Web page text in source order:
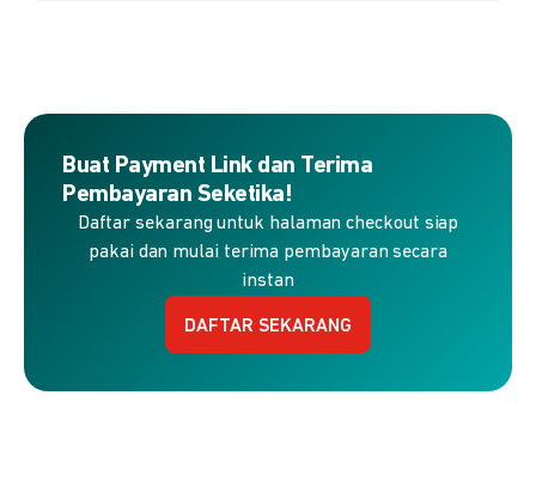
Buat Payment Link dan Terima
Pembayaran Seketika!
Daftar sekarang untuk halaman checkout siap
pakai dan mulai terima pembayaran secara
instan
DAFTAR SEKARANG